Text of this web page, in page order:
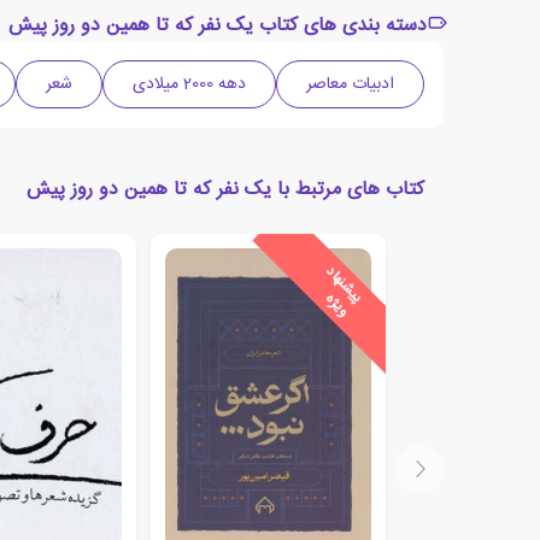
دسته بندی های کتاب یک نفر که تا همین دو روز پیش
ادبیات معاصر دهه 2000 میلادی شعر
کتاب های مرتبط با یک نفر که تا همین دو روز پیش
پ
ی
ش
ن
ه
ا
د
و
ی
ژ
ه